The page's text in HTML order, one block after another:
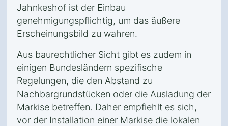
Jahnkeshof ist der Einbau
genehmigungspflichtig, um das äußere
Erscheinungsbild zu wahren.
Aus baurechtlicher Sicht gibt es zudem in
einigen Bundesländern spezifische
Regelungen, die den Abstand zu
Nachbargrundstücken oder die Ausladung der
Markise betreffen. Daher empfiehlt es sich,
vor der Installation einer Markise die lokalen